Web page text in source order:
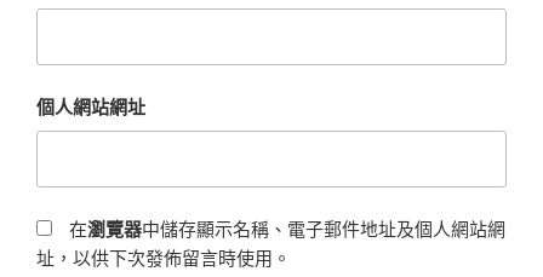
個人網站網址
在瀏覽器中儲存顯示名稱、電子郵件地址及個人網站網
址，以供下次發佈留言時使用。